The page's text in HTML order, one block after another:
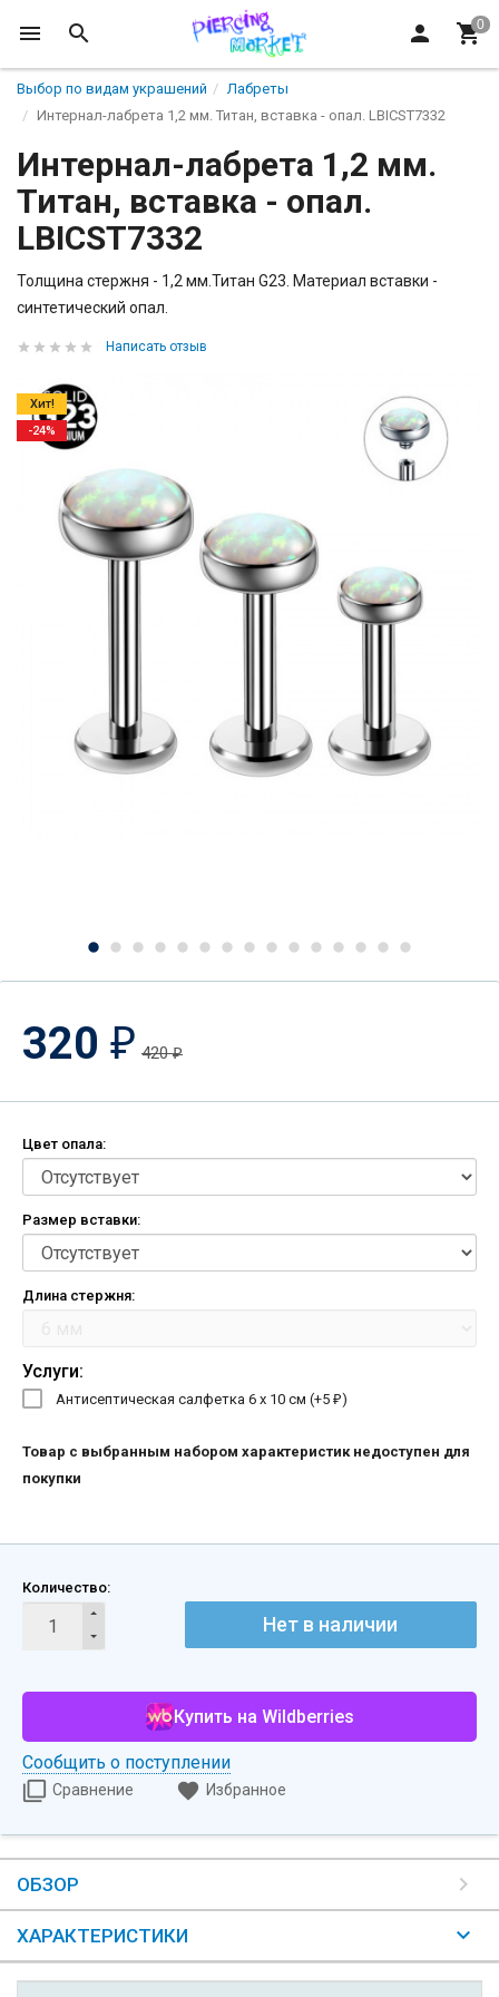
Выбор по видам украшений
Лабреты
Интернал-лабрета 1,2 мм. Титан, вставка - опал. LBICST7332
Интернал-лабрета 1,2 мм.
Титан, вставка - опал.
LBICST7332
Толщина стержня - 1,2 мм.Титан G23. Материал вставки -
синтетический опал.
Написать отзыв
Хит!
-24%
320 ₽ 420₽
Цвет опала:
Размер вставки:
Длина стержня:
Услуги:
Антисептическая салфетка 6 х 10 см (+5 ₽)
Товар с выбранным набором характеристик недоступен для
покупки
Количество:
Нет в наличии
Купить на Wildberries
Сообщить о поступлении
Сравнение Избранное
ОБЗОР
ХАРАКТЕРИСТИКИ